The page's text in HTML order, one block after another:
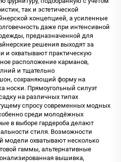
так и эстетической
концепцией, а усиленные
даже при интенсивной
предназначенной для
решения выходят за
и охватывают практическую
расположение карманов,
и тщательно
сохраняющий форму на
носки. Прямоугольный силуэт
на различных типах
спросу современных модных
среди молодёжных
в выборе гардероба делают
стиля. Возможности
модели охватывают несколько
гаммы, альтернативные
вышивка,